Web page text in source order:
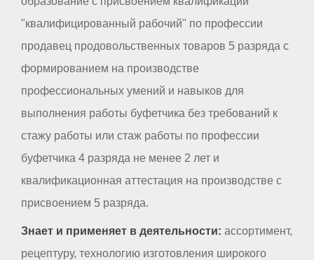
"квалифицированный рабочий" по профессии
продавец продовольственных товаров 5 разряда с
формированием на производстве
профессиональных умений и навыков для
выполнения работы буфетчика без требований к
стажу работы или стаж работы по профессии
буфетчика 4 разряда не менее 2 лет и
квалификационная аттестация на производстве с
присвоением 5 разряда.
Знает и применяет в деятельности: ассортимент,
рецептуру, технологию изготовления широкого